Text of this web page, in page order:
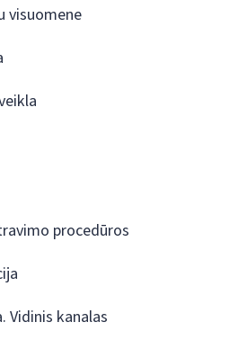
visuomene
procedūros
Vidinis kanalas